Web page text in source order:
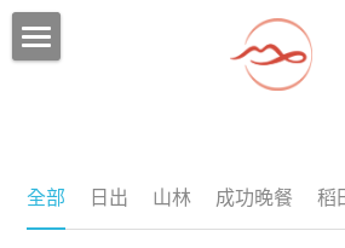
行程一：卑南遺址與部落花
潛綠島
全部 日出 山林 成功晚餐 稻
商品分類
台東定向越野行程二
部落格分類